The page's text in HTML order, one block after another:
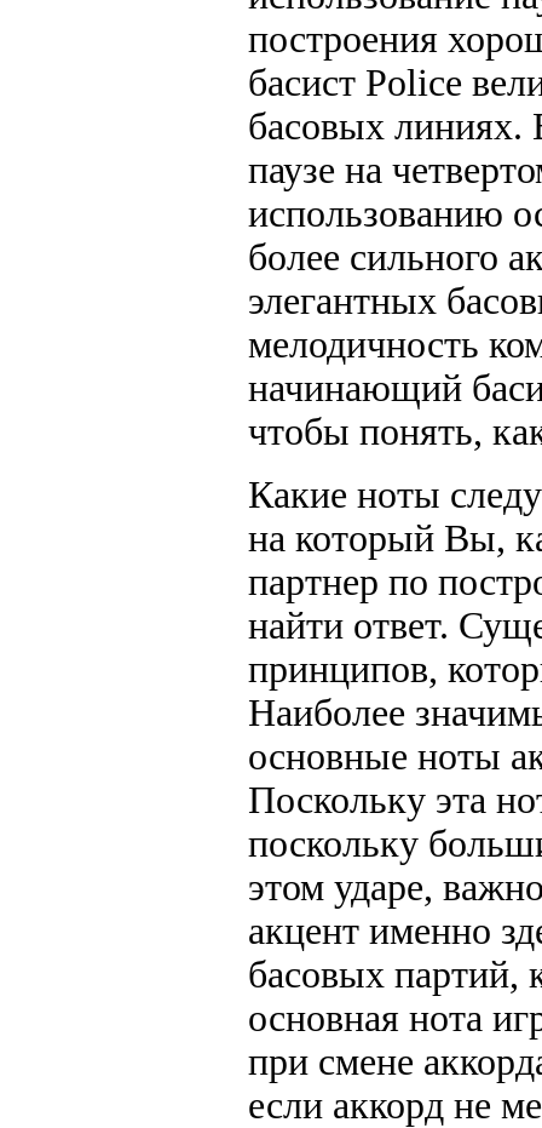
построения
басист Police
басовых линиях.
паузе на
использованию
более сильного
элегантных
мелодичность
начинающий
чтобы понять,
Какие ноты
на который Вы,
партнер по
найти ответ.
принципов,
Наиболее
основные ноты
Поскольку эта
поскольку
этом ударе,
акцент именно
басовых партий,
основная нота
при смене
если аккорд не